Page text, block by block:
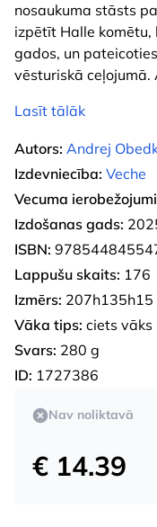
nosaukuma stāsts
izpētīt Halle komētu,
gados, un
vēsturiskā
Lasīt tālāk
Autors: Andrej
Izdevniecība: Veche
Vecuma
Izdošanas gads:
ISBN:
Lappušu skaits: 176
Izmērs: 207h135h15
Vāka tips: ciets vāks
Svars: 280 g
ID: 1727386
Nav noliktavā
€ 14.39